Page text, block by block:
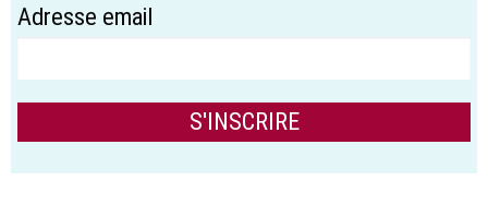
Adresse email